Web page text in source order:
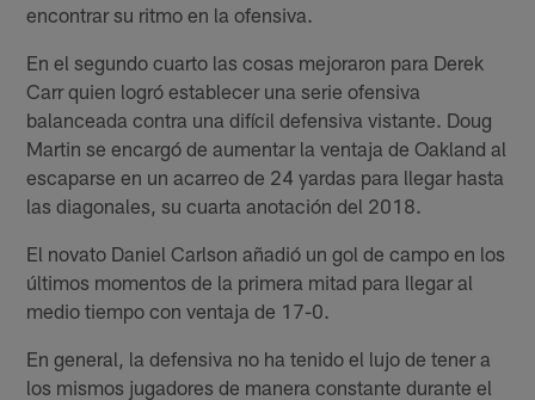
encontrar su ritmo en la ofensiva.
En el segundo cuarto las cosas mejoraron para Derek
Carr quien logró establecer una serie ofensiva
balanceada contra una difícil defensiva vistante. Doug
Martin se encargó de aumentar la ventaja de Oakland al
escaparse en un acarreo de 24 yardas para llegar hasta
las diagonales, su cuarta anotación del 2018.
El novato Daniel Carlson añadió un gol de campo en los
últimos momentos de la primera mitad para llegar al
medio tiempo con ventaja de 17-0.
En general, la defensiva no ha tenido el lujo de tener a
los mismos jugadores de manera constante durante el